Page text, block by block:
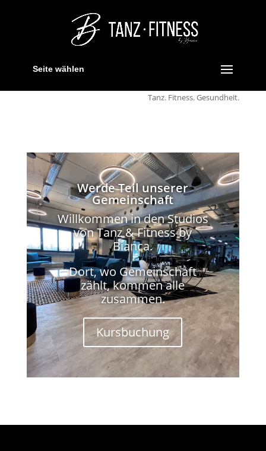
Seite wählen
Tanz. Fitness. Gesundheit.
Werde Teil unserer
Gemeinschaft
Willkommen in den Studios
von Tanz & Fitness by
Bianca.
Dort, wo Gemeinschaft
zählt, kommen alle
zusammen.
Kursbuchung